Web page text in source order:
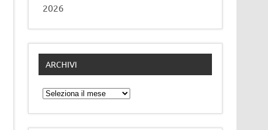
2026
ARCHIVI
Archivi